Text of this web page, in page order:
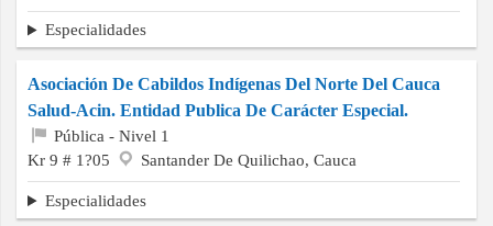
Especialidades
Asociación De Cabildos Indígenas Del Norte Del Cauca
Salud-Acin. Entidad Publica De Carácter Especial.
Pública - Nivel 1
Kr 9 # 1?05
Santander De Quilichao, Cauca
Especialidades